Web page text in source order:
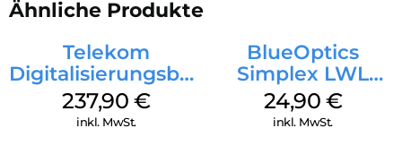
Speicher sowie Online-Speicher und darauf abgelegte Inhalte
Anbindung werden gespeicherte Filme, Musik und Bilder
verfügbar gemacht und können z. B. per Smartphone an
Wiedergabegeräte verteilt werden. Die FRITZ!Box 4060
bildet damit eine leistungsfähige Plattform für vernetzte
Multimedia-Anwendungen wie IPTV, Video on Demand oder
Ähnliche Produkte
Telekom
Digitalisierungsbox
Smart 2
Telefonanlage und
237,90€
inkl. MwSt.
BlueOptics
Simplex LWL
Patchkabel LC-
APC Singlemode
24,90 €
inkl. MwSt.